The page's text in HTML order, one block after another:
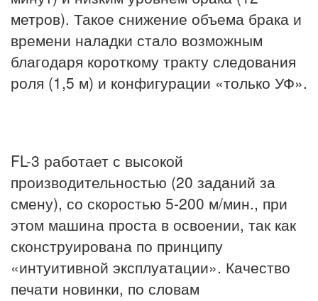
метров). Такое снижение объема брака и
времени наладки стало возможным
благодаря короткому тракту следования
роля (1,5 м) и конфигурации «только УФ».
FL-3 работает с высокой
производительностью (20 заданий за
смену), со скоростью 5-200 м/мин., при
этом машина проста в освоении, так как
сконструирована по принципу
«интуитивной эксплуатации». Качество
печати новинки, по словам